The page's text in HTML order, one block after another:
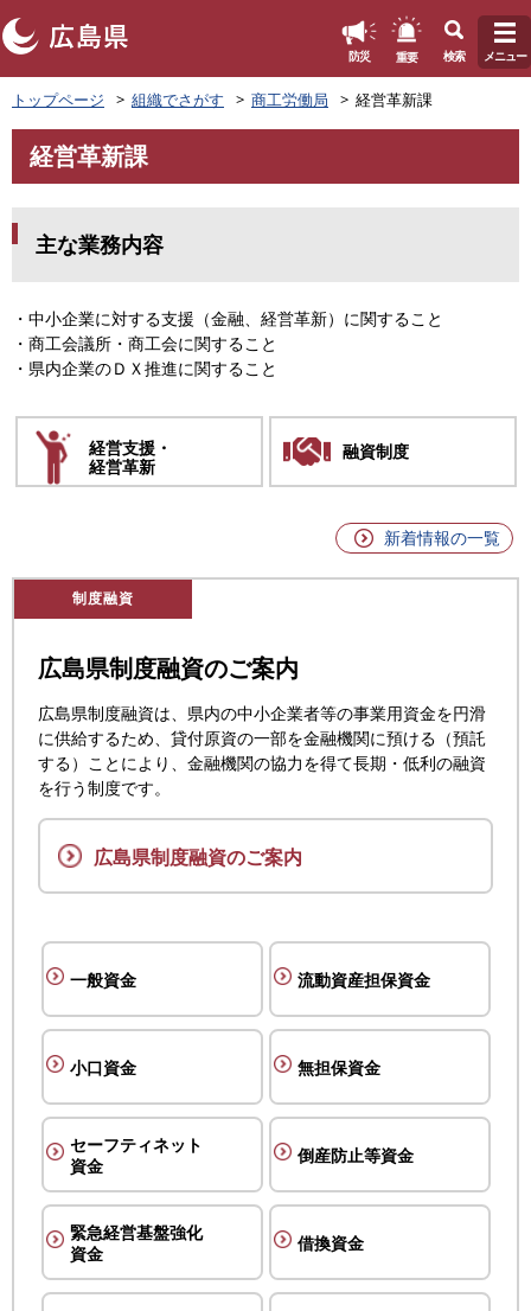
ペ
ー
ジ
先
防災 重要 検索 メニュー
トップページ 組織でさがす 商工労働局 経営革新課
文
経営革新課
主な業務内容
・中小企業に対する支援（金融、経営革新）に関すること
・商工会議所・商工会に関すること
・県内企業のＤＸ推進に関すること
経営支援・
経営革新
融資制度
新着情報の一覧
制度融資
広島県制度融資のご案内
広島県制度融資は、県内の中小企業者等の事業用資金を円滑
に供給するため、貸付原資の一部を金融機関に預ける（預託
する）ことにより、金融機関の協力を得て長期・低利の融資
を行う制度です。
広島県制度融資のご案内
一般資金 流動資産担保資金
小口資金 無担保資金
セーフティネット
資金
倒産防止等資金
緊急経営基盤強化
資金
借換資金